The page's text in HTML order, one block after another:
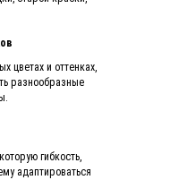
цветах и оттенках,
разнообразные
гибкость,
адаптироваться